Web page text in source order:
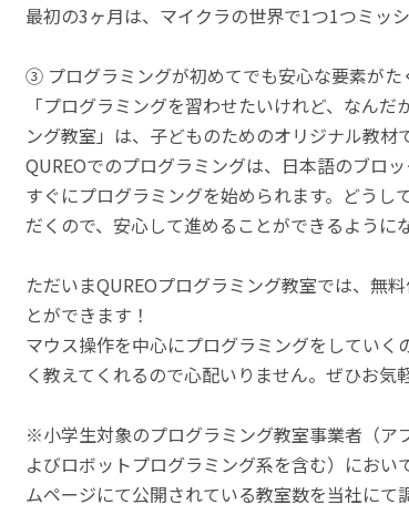
最初の3ヶ月は、マイクラの世界で1つ1つミッ
③ プログラミングが初めてでも安心な要素がた
「プログラミングを習わせたいけれど、なん
ング教室」は、子どものためのオリジナル教材
QUREOでのプログラミングは、日本語のブロ
すぐにプログラミングを始められます。どう
だくので、安心して進めることができるように
ただいまQUREOプログラミング教室では、無
とができます！
マウス操作を中心にプログラミングをしてい
く教えてくれるので心配いりません。ぜひお気
※小学生対象のプログラミング教室事業者（ア
よびロボットプログラミング系を含む）にお
ムページにて公開されている教室数を当社にて